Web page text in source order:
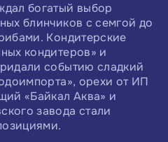
богатый выбор
блинчиков с семгой до
Кондитерские
кондитеров» и
событию сладкий
орехи от ИП
«Байкал Аква» и
завода стали